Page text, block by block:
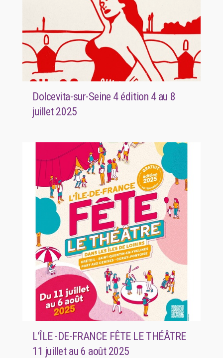
Dolcevita-sur-Seine 4 édition 4 au 8
juillet 2025
L’ÎLE -DE-FRANCE FÊTE LE THÉÂTRE
11 juillet au 6 août 2025